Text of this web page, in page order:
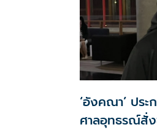
‘อังคณา’ ประ
ศาลอุทธรณ์สั่